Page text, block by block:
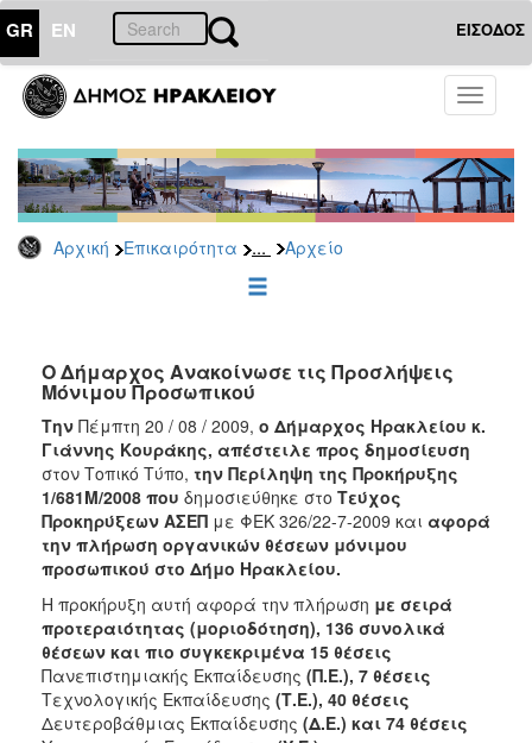
GR EN ΕΙΣΟΔΟΣ
Toggle
Αρχική Επικαιρότητα ... Αρχείο
ΕΠΙΚΑΙΡΟΤΗΤΑ
Αρχείο
2026
2025
2020
2019
2018
2017
2016
2015
2013
ΔΗΜΟΤΗΣ
Ο Δήμαρχος Ανακοίνωσε τις Προσλήψεις
Μόνιμου Προσωπικού
Την Πέμπτη 20 / 08 / 2009, ο Δήμαρχος Ηρακλείου κ.
Γιάννης Κουράκης, απέστειλε προς δημοσίευση
στον Τοπικό Τύπο, την Περίληψη της Προκήρυξης
1/681Μ/2008 που δημοσιεύθηκε στο Τεύχος
Προκηρύξεων ΑΣΕΠ με ΦΕΚ 326/22-7-2009 και αφορά
την πλήρωση οργανικών θέσεων μόνιμου
προσωπικού στο Δήμο Ηρακλείου.
Η προκήρυξη αυτή αφορά την πλήρωση με σειρά
προτεραιότητας (μοριοδότηση), 136 συνολικά
θέσεων και πιο συγκεκριμένα 15 θέσεις
Πανεπιστημιακής Εκπαίδευσης (Π.Ε.), 7 θέσεις
Τεχνολογικής Εκπαίδευσης (Τ.Ε.), 40 θέσεις
Δευτεροβάθμιας Εκπαίδευσης (Δ.Ε.) και 74 θέσεις